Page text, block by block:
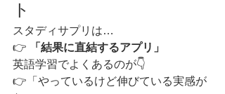
ト
スタディサプリは…
👉
「結果に直結するアプリ」
英語学習でよくあるのが👇
👉「やっているけど伸びている実感が